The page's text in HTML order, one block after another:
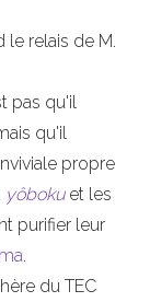
le relais de M.
pas qu'il
qu'il
propre
yôbokuet les
purifier leur
.
du TEC